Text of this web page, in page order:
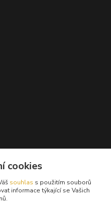
cookies
souhlas s použitím souborů
informace týkající se Vašich